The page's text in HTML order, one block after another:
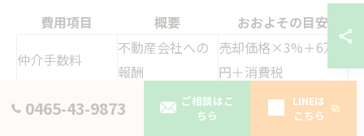
費用項目
概要
おおよその目安
仲介手数料
不動産会社への
報酬
売却価格×3%＋6万
円＋消費税
譲渡所得税
売却益に対する
税金
条件により0円～
0465-43-9873
ご相談はこ
ちら
LINEは
こちら